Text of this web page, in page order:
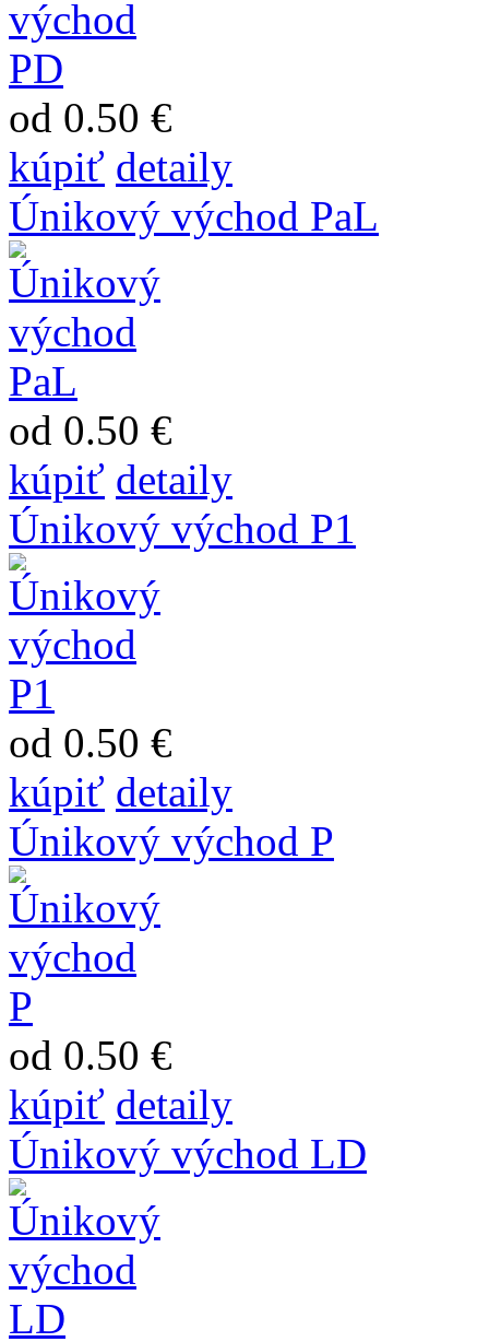
od 0.50 €
kúpiť detaily
Únikový východ PaL
od 0.50 €
kúpiť detaily
Únikový východ P1
od 0.50 €
kúpiť detaily
Únikový východ P
od 0.50 €
kúpiť detaily
Únikový východ LD